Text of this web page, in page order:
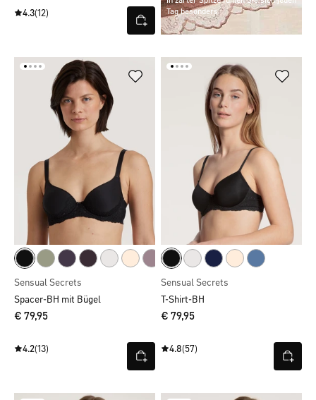
4.3(12)
Tag besonders.
Sensual Secrets
Spacer-BH mit Bügel
€ 79,95
4.2(13)
Sensual Secrets
T-Shirt-BH
€ 79,95
4.8(57)